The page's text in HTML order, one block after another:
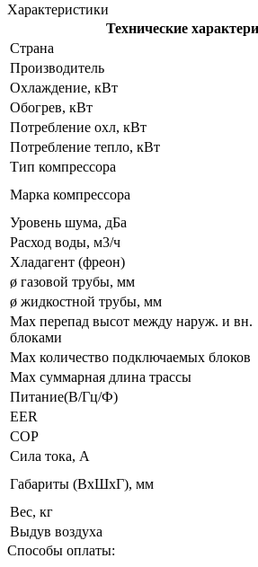
Характеристики
Технические
Страна
Производитель
Охлаждение, кВт
Обогрев, кВт
Потребление охл, кВт
Потребление тепло, кВт
Тип компрессора
Марка компрессора
Уровень шума, дБа
Расход воды, м3/ч
Хладагент (фреон)
ø газовой трубы, мм
ø жидкостной трубы, мм
Max перепад высот между наруж. и вн.
блоками
Max количество подключаемых блоков
Max суммарная длина трассы
Питание(В/Гц/Ф)
EER
COP
Сила тока, А
Габариты (ВxШxГ), мм
Вес, кг
Выдув воздуха
Способы оплаты: